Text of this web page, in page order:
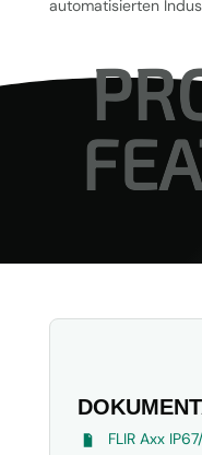
automatisierten
FLIR Axx